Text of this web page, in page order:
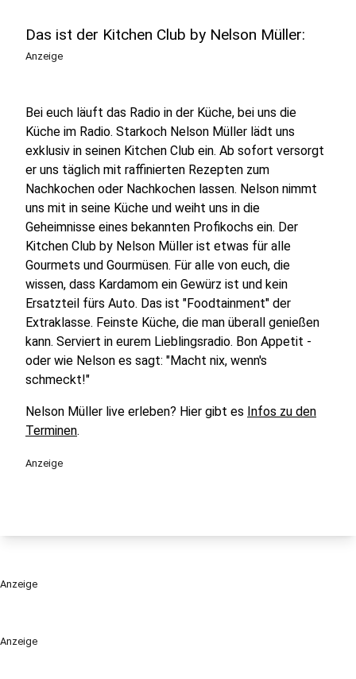
Anzeige
Das ist der Kitchen Club by Nelson Müller:
Anzeige
Bei euch läuft das Radio in der Küche, bei uns die
Küche im Radio. Starkoch Nelson Müller lädt uns
exklusiv in seinen Kitchen Club ein. Ab sofort versorgt
er uns täglich mit raffinierten Rezepten zum
Nachkochen oder Nachkochen lassen. Nelson nimmt
uns mit in seine Küche und weiht uns in die
Geheimnisse eines bekannten Profikochs ein. Der
Kitchen Club by Nelson Müller ist etwas für alle
Gourmets und Gourmüsen. Für alle von euch, die
wissen, dass Kardamom ein Gewürz ist und kein
Ersatzteil fürs Auto. Das ist "Foodtainment" der
Extraklasse. Feinste Küche, die man überall genießen
kann. Serviert in eurem Lieblingsradio. Bon Appetit -
oder wie Nelson es sagt: "Macht nix, wenn's
schmeckt!"
Nelson Müller live erleben? Hier gibt es Infos zu den
Terminen.
Anzeige
Anzeige